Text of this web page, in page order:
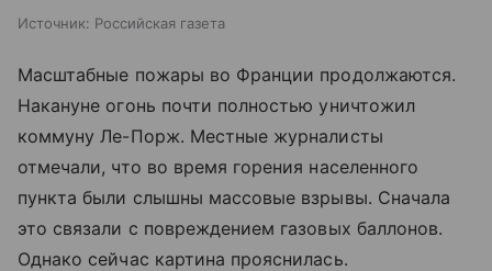
Источник: Российская газета
Масштабные пожары во Франции продолжаются.
Накануне огонь почти полностью уничтожил
коммуну Ле-Порж. Местные журналисты
отмечали, что во время горения населенного
пункта были слышны массовые взрывы. Сначала
это связали с повреждением газовых баллонов.
Однако сейчас картина прояснилась.